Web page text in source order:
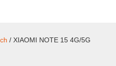
/ XIAOMI NOTE 15 4G/5G